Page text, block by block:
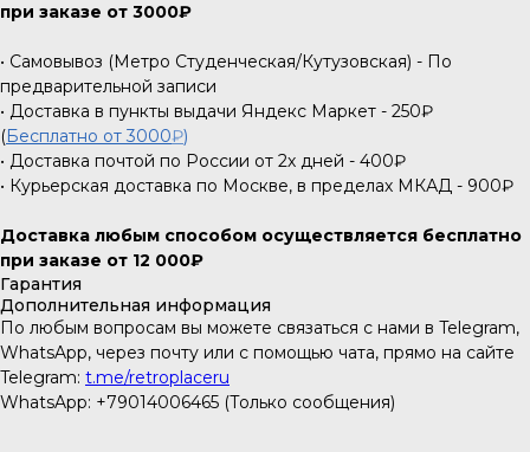
при заказе от 3000₽
• Самовывоз (Метро Студенческая/Кутузовская) - По
предварительной записи
• Доставка в пункты выдачи Яндекс Маркет - 250₽
(Бесплатно от 3000₽)
• Доставка почтой по России от 2х дней - 400₽
• Курьерская доставка по Москве, в пределах МКАД - 900₽
Доставка любым способом осуществляется бесплатно
при заказе от 12 000₽
Гарантия
Дополнительная информация
По любым вопросам вы можете связаться с нами в Telegram,
WhatsApp, через почту или с помощью чата, прямо на сайте
Telegram: t.me/retroplaceru
WhatsApp: +79014006465 (Только сообщения)